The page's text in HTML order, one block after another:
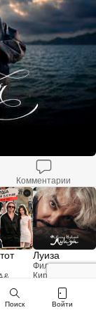
Поиск Войти
Комментарии
&
Луиза
Филипп
Киркоров